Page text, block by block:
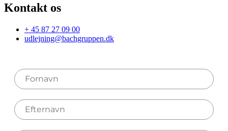
Kontakt os
+ 45 87 27 09 00
udlejning@bachgruppen.dk